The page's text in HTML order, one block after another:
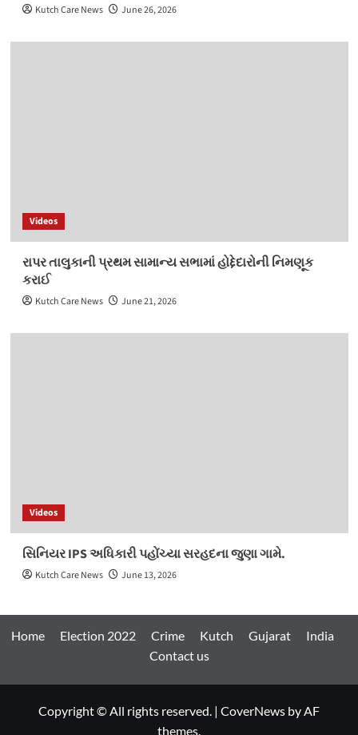
Kutch Care News June 26, 2026
Videos
રાપર તાલુકાની પ્રથમ સામાન્ય સભામાં હોદ્દેદારોની નિમણૂક
કરાઈ
Kutch Care News June 21, 2026
Videos
સિનિયર IPS અધિકારી પહોંચ્યા સરહદના જુણા ગામે.
Kutch Care News June 13, 2026
Home Election 2022 Crime Kutch Gujarat
India
Contact us
Copyright © All rights reserved. | CoverNews by AF
themes.